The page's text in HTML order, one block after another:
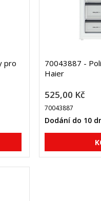
pro
70043887 -
Haier
525,00 Kč
70043887
Dodání do 10